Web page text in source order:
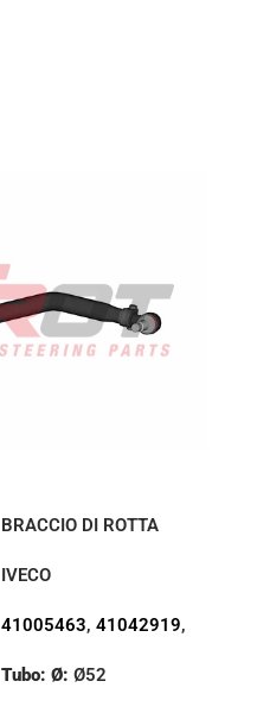
BRACCIO DI ROTTA
IVECO
41005463,41042919,
Tubo: Ø:Ø52